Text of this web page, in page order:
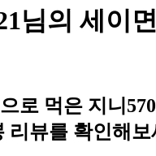
님의 세이
로 먹은 지니
리뷰를 확인해보